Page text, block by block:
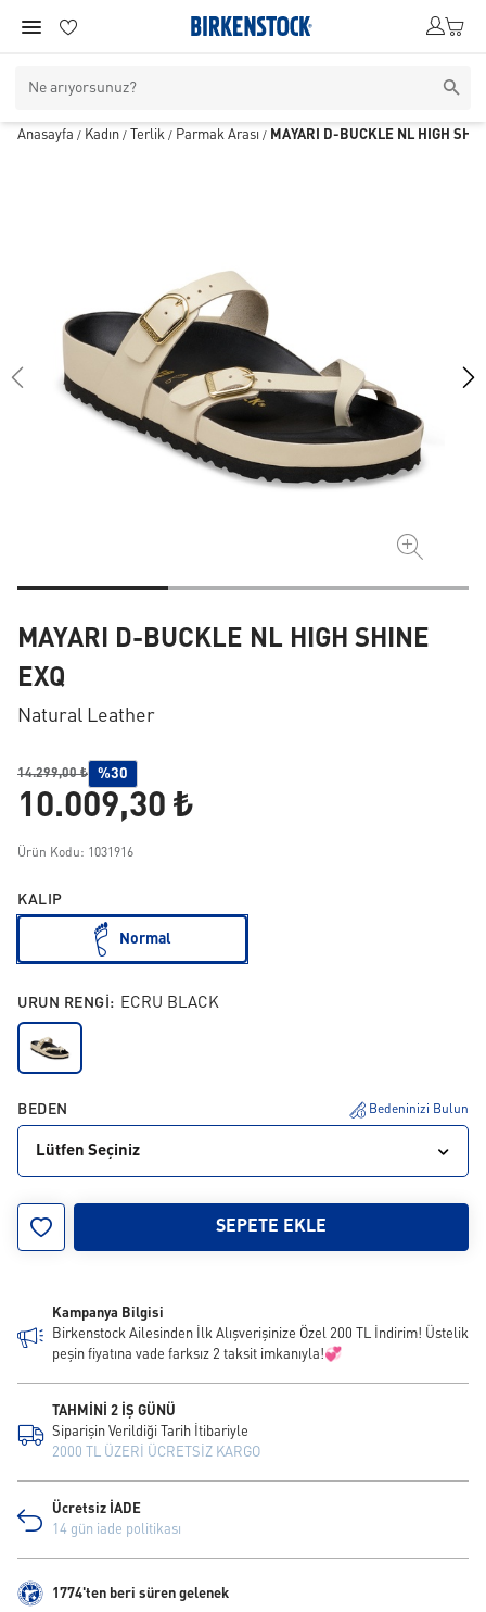
Anasayfa / Kadın / Terlik / Parmak Arası / MAYARI D-BUCKLE NL HIGH
MAYARI D-BUCKLE NL HIGH SHINE
EXQ
Natural Leather
14.299,00 ₺ %30
10.009,30 ₺
Ürün Kodu: 1031916
KALIP
Normal
URUN RENGI: ECRU BLACK
BEDEN Bedeninizi Bulun
Lütfen Seçiniz
SEPETE EKLE
Kampanya Bilgisi
Birkenstock Ailesinden İlk Alışverişinize Özel 200 TL İndirim! Üstelik
peşin fiyatına vade farksız 2 taksit imkanıyla!💞
TAHMİNİ 2 İŞ GÜNÜ
Siparişin Verildiği Tarih İtibariyle
2000 TL ÜZERİ ÜCRETSİZ KARGO
Ücretsiz İADE
14 gün iade politikası
1774'ten beri süren gelenek